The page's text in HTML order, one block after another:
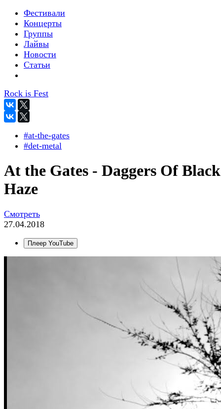
Фестивали
Концерты
Группы
Лайвы
Новости
Статьи
Rock is Fest
#at-the-gates
#det-metal
At the Gates - Daggers Of Black
Haze
Смотреть
27.04.2018
Плеер YouTube